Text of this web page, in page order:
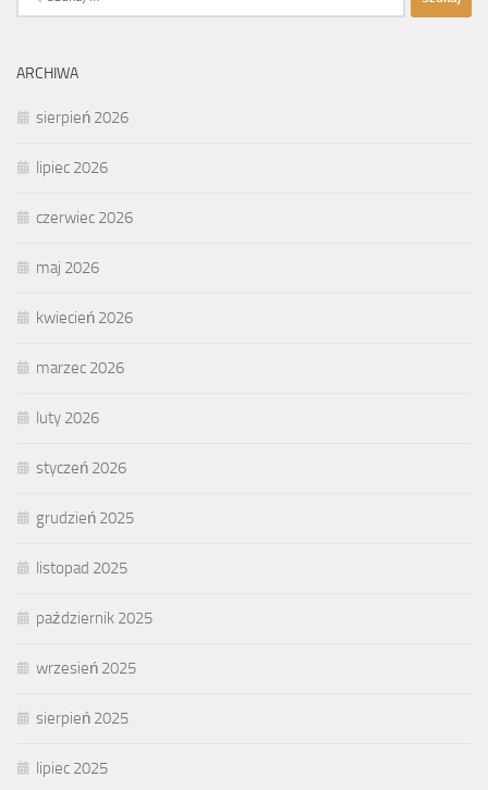
ARCHIWA
sierpień 2026
lipiec 2026
czerwiec 2026
maj 2026
kwiecień 2026
marzec 2026
luty 2026
styczeń 2026
grudzień 2025
listopad 2025
październik 2025
wrzesień 2025
sierpień 2025
lipiec 2025